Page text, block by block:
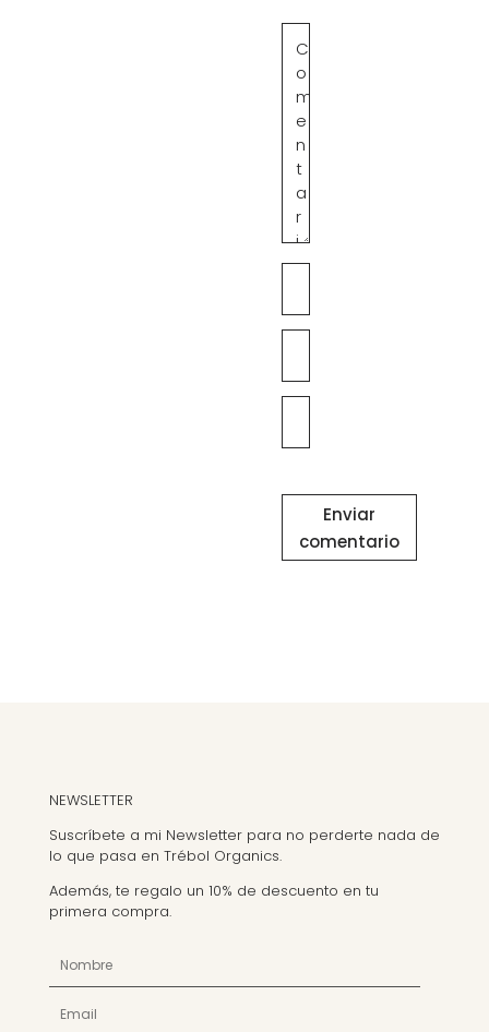
Enviar
comentario
NEWSLETTER
Suscríbete a mi Newsletter para no perderte nada de
lo que pasa en Trébol Organics.
Además, te regalo un 10% de descuento en tu
primera compra.